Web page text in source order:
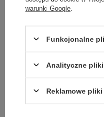
warunki Google
Funkcjonalne
Analityczne
Reklamowe